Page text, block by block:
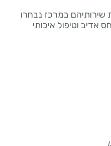
שירותיהם במרכז נבחרו
וטיפול איכותי